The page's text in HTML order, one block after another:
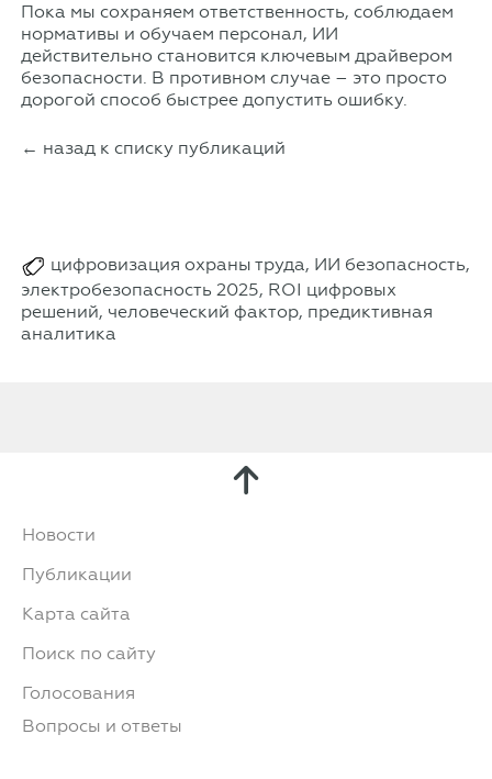
Пока мы сохраняем ответственность, соблюдаем
нормативы и обучаем персонал, ИИ
действительно становится ключевым драйвером
безопасности. В противном случае – это просто
дорогой способ быстрее допустить ошибку.
← назад к списку публикаций
цифровизация охраны труда, ИИ безопасность,
электробезопасность 2025, ROI цифровых
решений, человеческий фактор, предиктивная
аналитика
Новости
Публикации
Карта сайта
Поиск по сайту
Голосования
Вопросы и ответы